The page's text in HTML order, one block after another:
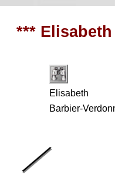
***
Elisabeth
Barbier-